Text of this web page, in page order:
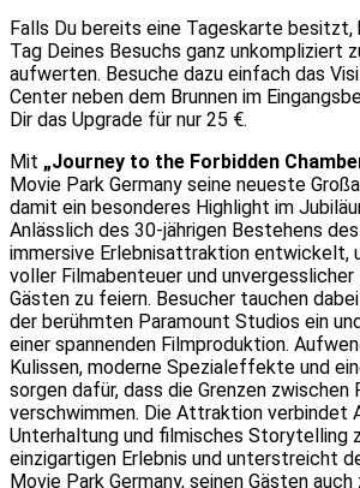
Falls Du bereits eine Tageskarte besitzt,
Tag Deines Besuchs ganz unkompliziert
aufwerten. Besuche dazu einfach das
Center neben dem Brunnen im
Dir das Upgrade für nur 25 €.
Mit „Journey to the Forbidden
Movie Park Germany seine neueste
damit ein besonderes Highlight im
Anlässlich des 30-jährigen Bestehens
immersive Erlebnisattraktion entwickelt,
voller Filmabenteuer und
Gästen zu feiern. Besucher tauchen
der berühmten Paramount Studios ein
einer spannenden Filmproduktion.
Kulissen, moderne Spezialeffekte und
sorgen dafür, dass die Grenzen zwischen
verschwimmen. Die Attraktion verbindet
Unterhaltung und filmisches Storytelling
einzigartigen Erlebnis und unterstreicht
Movie Park Germany, seinen Gästen